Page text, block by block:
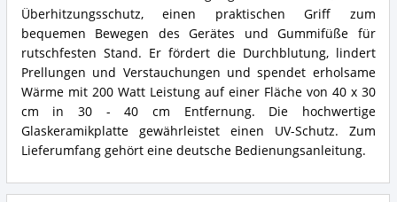
Infrarot-
Wärmestrahler
Zusammenfassung:
Was
bietet
diese
Rotlichtlampe?
Überhitzungsschutz, einen praktischen Griff zum
bequemen Bewegen des Gerätes und Gummifüße für
rutschfesten Stand. Er fördert die Durchblutung, lindert
Prellungen und Verstauchungen und spendet erholsame
Wärme mit 200 Watt Leistung auf einer Fläche von 40 x 30
cm in 30 - 40 cm Entfernung. Die hochwertige
Glaskeramikplatte gewährleistet einen UV-Schutz. Zum
Lieferumfang gehört eine deutsche Bedienungsanleitung.